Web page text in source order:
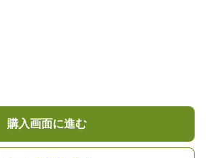
購入画面に進む